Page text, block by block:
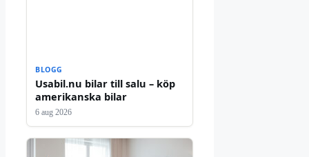
BLOGG
Usabil.nu bilar till salu – köp
amerikanska bilar
6 aug 2026